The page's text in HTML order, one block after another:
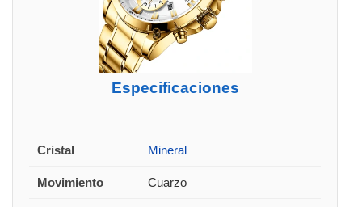
Especificaciones
Cristal Mineral
Movimiento Cuarzo